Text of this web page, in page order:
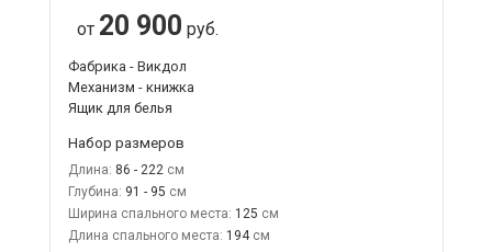
от 20 900 руб.
Фабрика - Викдол
Механизм - книжка
Ящик для белья
Набор размеров
Длина: 86 - 222
Глубина: 91 - 95
Ширина спального места: 125
Длина спального места: 194